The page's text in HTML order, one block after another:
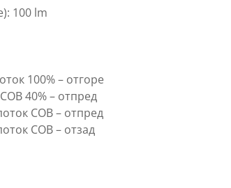
100 lm
100% – отгоре
40% – отпред
COB – отпред
COB – отзад